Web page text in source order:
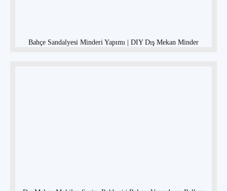
Bahçe Sandalyesi Minderi Yapımı | DIY Dış Mekan Minder